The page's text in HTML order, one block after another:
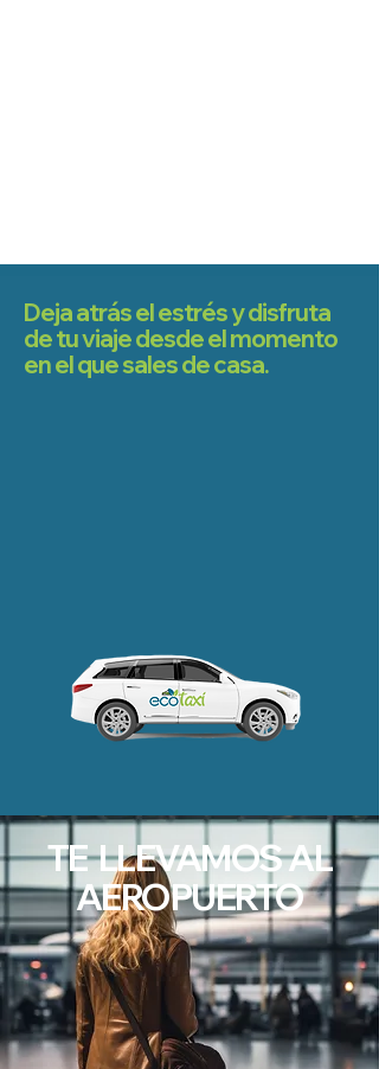
Deja atrás el estrés y disfruta
de tu viaje desde el momento
en el que sales de casa.
TE LLEVAMOS AL
AEROPUERTO